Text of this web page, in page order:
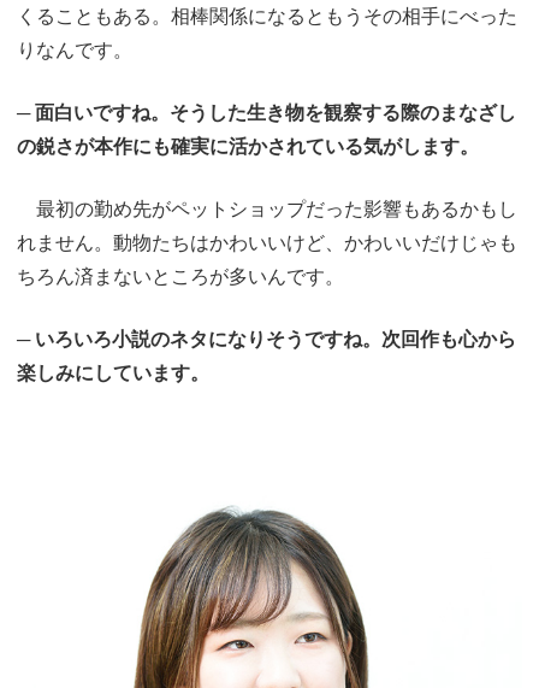
くることもある。相棒関係になるともうその相手にべった
りなんです。
─ 面白いですね。そうした生き物を観察する際のまなざし
の鋭さが本作にも確実に活かされている気がします。
最初の勤め先がペットショップだった影響もあるかもし
れません。動物たちはかわいいけど、かわいいだけじゃも
ちろん済まないところが多いんです。
─ いろいろ小説のネタになりそうですね。次回作も心から
楽しみにしています。